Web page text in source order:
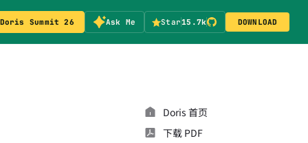
Doris Summit 26 Ask Me Star15.7k DOWNLOAD
Doris 首页
下载 PDF